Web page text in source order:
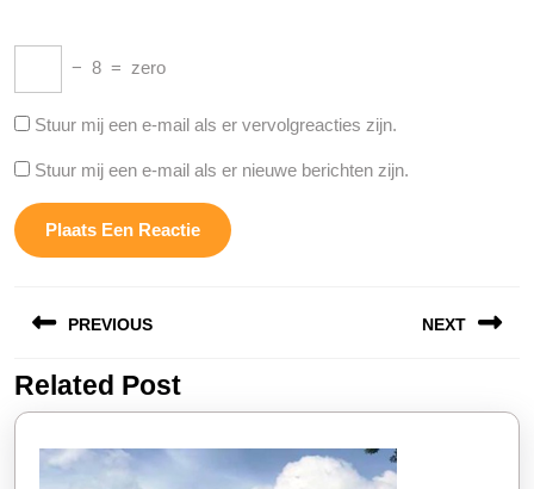
− 8 = zero
Stuur mij een e-mail als er vervolgreacties zijn.
Stuur mij een e-mail als er nieuwe berichten zijn.
PREVIOUS
Vorige
bericht:
NEXT
bericht:
Related Post